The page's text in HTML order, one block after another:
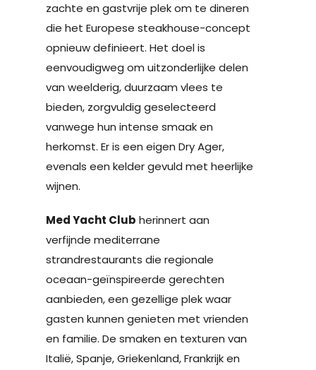
zachte en gastvrije plek om te dineren
die het Europese steakhouse-concept
opnieuw definieert. Het doel is
eenvoudigweg om uitzonderlijke delen
van weelderig, duurzaam vlees te
bieden, zorgvuldig geselecteerd
vanwege hun intense smaak en
herkomst. Er is een eigen Dry Ager,
evenals een kelder gevuld met heerlijke
wijnen.
Med Yacht Club herinnert aan
verfijnde mediterrane
strandrestaurants die regionale
oceaan-geïnspireerde gerechten
aanbieden, een gezellige plek waar
gasten kunnen genieten met vrienden
en familie. De smaken en texturen van
Italië, Spanje, Griekenland, Frankrijk en